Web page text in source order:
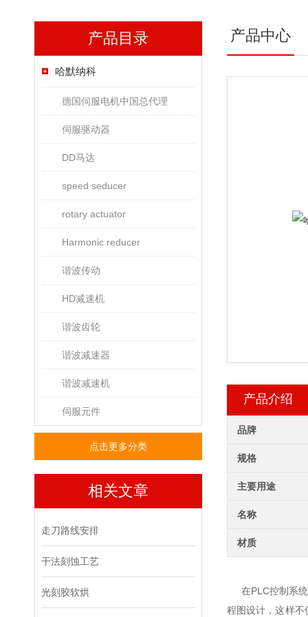
产品目录
哈默纳科
德国伺服电机中国总代理
伺服驱动器
DD马达
speed seducer
rotary actuator
Harmonic reducer
谐波传动
HD减速机
谐波齿轮
谐波减速器
谐波减速机
伺服元件
点击更多分类
相关文章
走刀路线安排
干法刻蚀工艺
光刻胶软烘
产品中心
产品介绍
品牌
规格
主要用途
名称
材质
在PLC控制系统
程图设计，这样不